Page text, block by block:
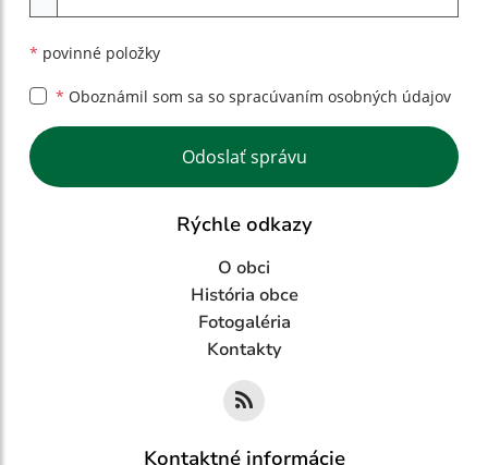
* povinné položky
* Oboznámil som sa so spracúvaním osobných údajov
Google reCaptcha Response
Odoslať správu
Rýchle odkazy
O obci
História obce
Fotogaléria
Kontakty
Kontaktné informácie